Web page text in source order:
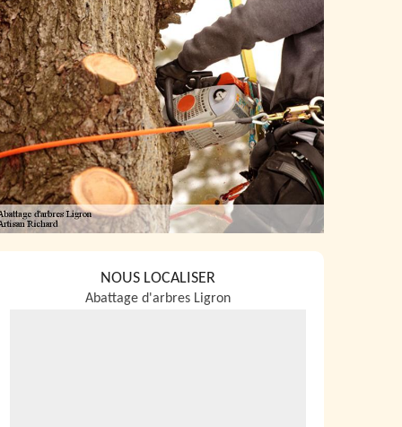
NOUS LOCALISER
Abattage d'arbres Ligron